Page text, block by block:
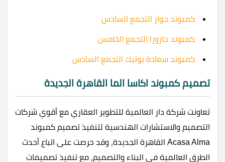
كمبوند جوار التجمع السادس
كمبوند جازورا التجمع الخامس
كمبوند سعادة بوتيك التجمع السادس
تصميم كمبوند اكاسا الما القاهرة الجديدة
تعاونت شركة دار العالمية للتطوير العقاري مع أقوي شركات
التصميم والاستشارات الهندسية لتنفيذ تصميم كمبوند
Acasa Alma القاهرة الجديدة، وقد حرصت على اتباع أحدث
الطرق العالمية في البناء والتصميم، مع تنفيذ تصميمات